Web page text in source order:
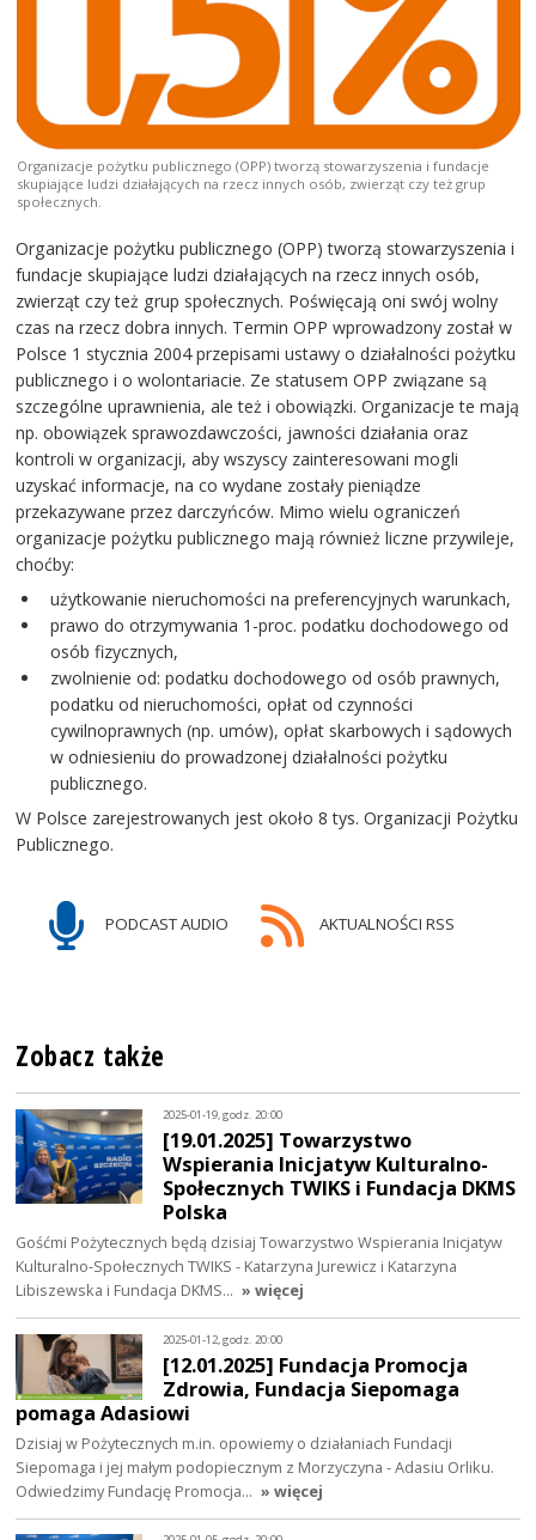
Organizacje pożytku publicznego (OPP) tworzą stowarzyszenia i fundacje
skupiające ludzi działających na rzecz innych osób, zwierząt czy też grup
społecznych.
Organizacje pożytku publicznego (OPP) tworzą stowarzyszenia i
fundacje skupiające ludzi działających na rzecz innych osób,
zwierząt czy też grup społecznych. Poświęcają oni swój wolny
czas na rzecz dobra innych. Termin OPP wprowadzony został w
Polsce 1 stycznia 2004 przepisami ustawy o działalności pożytku
publicznego i o wolontariacie. Ze statusem OPP związane są
szczególne uprawnienia, ale też i obowiązki. Organizacje te mają
np. obowiązek sprawozdawczości, jawności działania oraz
kontroli w organizacji, aby wszyscy zainteresowani mogli
uzyskać informacje, na co wydane zostały pieniądze
przekazywane przez darczyńców. Mimo wielu ograniczeń
organizacje pożytku publicznego mają również liczne przywileje,
choćby:
użytkowanie nieruchomości na preferencyjnych warunkach,
prawo do otrzymywania 1-proc. podatku dochodowego od
osób fizycznych,
zwolnienie od: podatku dochodowego od osób prawnych,
podatku od nieruchomości, opłat od czynności
cywilnoprawnych (np. umów), opłat skarbowych i sądowych
w odniesieniu do prowadzonej działalności pożytku
publicznego.
W Polsce zarejestrowanych jest około 8 tys. Organizacji Pożytku
Publicznego.
PODCAST AUDIO AKTUALNOŚCI RSS
Zobacz także
2025-01-19, godz. 20:00
[19.01.2025] Towarzystwo
Wspierania Inicjatyw Kulturalno-
Społecznych TWIKS i Fundacja DKMS
Polska
Gośćmi Pożytecznych będą dzisiaj Towarzystwo Wspierania Inicjatyw
Kulturalno-Społecznych TWIKS - Katarzyna Jurewicz i Katarzyna
Libiszewska i Fundacja DKMS… » więcej
2025-01-12, godz. 20:00
[12.01.2025] Fundacja Promocja
Zdrowia, Fundacja Siepomaga
pomaga Adasiowi
Dzisiaj w Pożytecznych m.in. opowiemy o działaniach Fundacji
Siepomaga i jej małym podopiecznym z Morzyczyna - Adasiu Orliku.
Odwiedzimy Fundację Promocja… » więcej